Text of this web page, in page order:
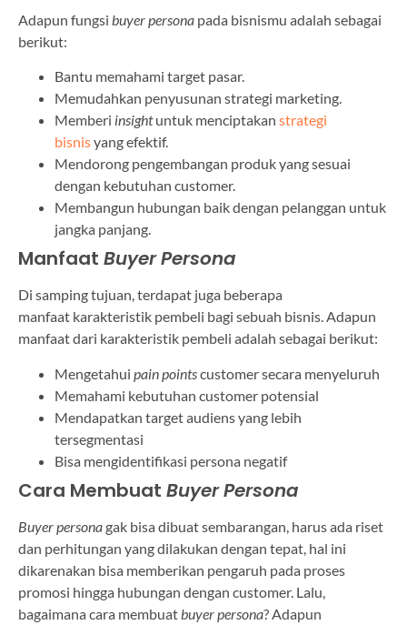
Adapun fungsi buyer persona pada bisnismu adalah sebagai
berikut:
Bantu memahami target pasar.
Memudahkan penyusunan strategi marketing.
Memberi insightuntuk menciptakan strategi
bisnisyang efektif.
Mendorong pengembangan produk yang sesuai
dengan kebutuhan customer.
Membangun hubungan baik dengan pelanggan untuk
jangka panjang.
Manfaat Buyer Persona
Di samping tujuan, terdapat juga beberapa
manfaat karakteristik pembeli bagi sebuah bisnis. Adapun
manfaat dari karakteristik pembeli adalah sebagai berikut:
Mengetahui pain pointscustomer secara menyeluruh
Memahami kebutuhan customer potensial
Mendapatkan target audiens yang lebih
tersegmentasi
Bisa mengidentifikasi persona negatif
Cara Membuat Buyer Persona
Buyer personagak bisa dibuat sembarangan, harus ada riset
dan perhitungan yang dilakukan dengan tepat, hal ini
dikarenakan bisa memberikan pengaruh pada proses
promosi hingga hubungan dengan customer. Lalu,
bagaimana cara membuat buyer persona? Adapun